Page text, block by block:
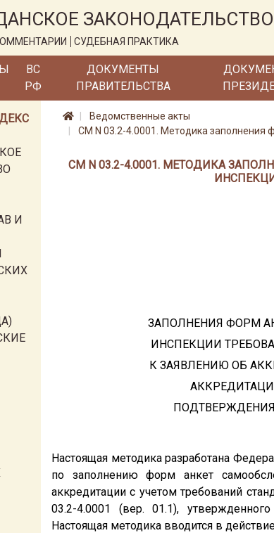
ЗАКОНОДАТЕЛЬСТВО
СУДЕБНАЯ ПРАКТИКА
ВС
РФ
ДОКУМЕНТЫ
ПРАВИТЕЛЬСТВА
И
Ведомственные акты
СМ N 03.2-4.0001. Методика заполнения
СМ N 03.2-4.0001. МЕТОДИКА
ЗАПОЛНЕНИЯ ФОРМ
ИНСПЕКЦИИ
К ЗАЯВЛЕНИЮ ОБ
Настоящая методика разработана
по заполнению форм анкет
аккредитации с учетом требований
03.2-4.0001 (вер. 01.1),
Настоящая методика вводится в